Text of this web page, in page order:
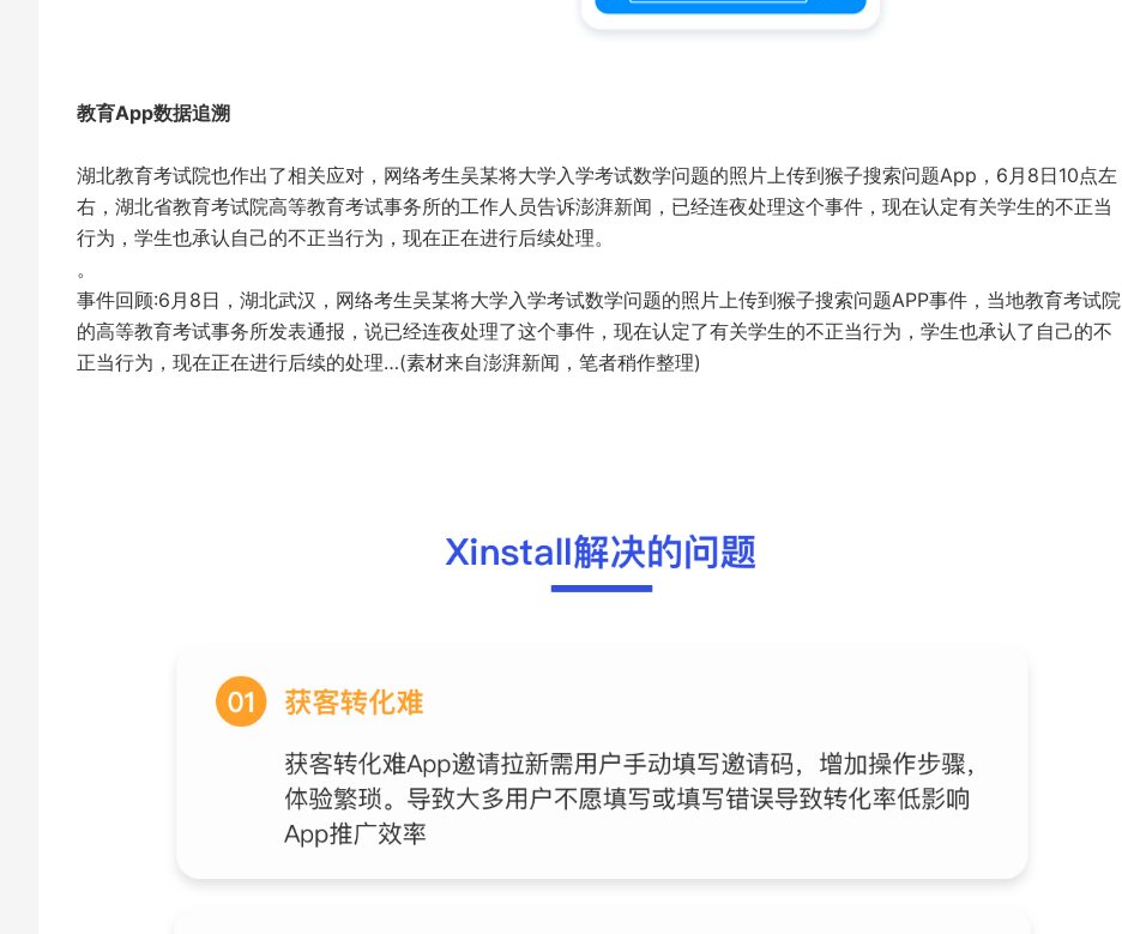
教育App数据追溯
湖北教育考试院也作出了相关应对，网络考生吴某将大学入学考试数学问题的照片上传到猴子搜索问题App，6月8日10点左
右，湖北省教育考试院高等教育考试事务所的工作人员告诉澎湃新闻，已经连夜处理这个事件，现在认定有关学生的不正当
行为，学生也承认自己的不正当行为，现在正在进行后续处理。
。
事件回顾:6月8日，湖北武汉，网络考生吴某将大学入学考试数学问题的照片上传到猴子搜索问题APP事件，当地教育考试院
的高等教育考试事务所发表通报，说已经连夜处理了这个事件，现在认定了有关学生的不正当行为，学生也承认了自己的不
正当行为，现在正在进行后续的处理…(素材来自澎湃新闻，笔者稍作整理)